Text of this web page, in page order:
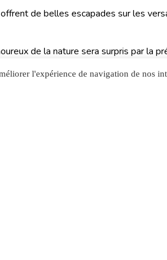
de belles escapades sur les
de la nature sera surpris par
l'expérience de navigation de nos